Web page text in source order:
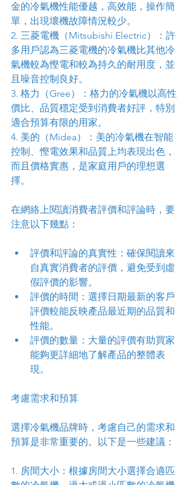
金的冷氣機性能優越，高效能，操作簡
單，出現壞機故障情況較少。
2. 三菱電機（Mitsubishi Electric）：許
多用戶認為三菱電機的冷氣機比其他冷
氣機較為慳電和較為持久的耐用度，並
且噪音控制良好。
3. 格力（Gree）：格力的冷氣機以高性
價比、品質穩定受到消費者好評，特別
適合預算有限的用家。
4. 美的（Midea）：美的冷氣機在智能
控制、慳電效果和品質上均表現出色，
而且價格實惠，是家庭用戶的理想選
擇。
在網絡上閱讀消費者評價和評論時，要
注意以下幾點：
評價和評論的真實性：確保閱讀來
自真實消費者的評價，避免受到虛
假評價的影響。
評價的時間：選擇日期最新的客戶
評價較能反映產品最近期的品質和
性能。
評價的數量：大量的評價有助買家
能夠更詳細地了解產品的整體表
現。
考慮需求和預算
選擇冷氣機品牌時，考慮自己的需求和
預算是非常重要的。以下是一些建議：
1. 房間大小：根據房間大小選擇合適匹